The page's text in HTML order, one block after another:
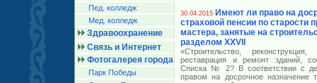
Пед. колледж
Мед. колледж
Здравоохранение
Связь и Интернет
Фотогалерея города
Парк Победы
30.04.2015 Имеют ли право на
страховой пенсии по старости
мастера, занятые на
разделом XXVII
«Строительство, реконструкция,
реставрация и ремонт зданий,
Списка № 2? В соответствии с
правом на досрочное назначение